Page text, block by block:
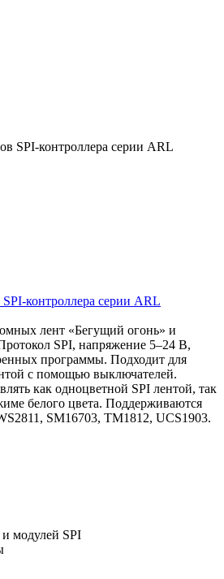
контроллера серии ARL
лент «Бегущий огонь» и
SPI, напряжение 5–24 В,
программы. Подходит для
с помощью выключателей.
как одноцветной SPI лентой, так
белого цвета. Поддерживаются
SM16703, TM1812, UCS1903.
модулей SPI